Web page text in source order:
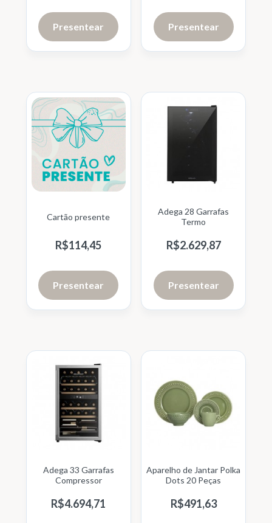
Presentear Presentear
Cartão presente
R$114,45
Presentear
Adega 28 Garrafas
Termo
R$2.629,87
Presentear
Adega 33 Garrafas
Compressor
R$4.694,71
Aparelho de Jantar Polka
Dots 20 Peças
R$491,63